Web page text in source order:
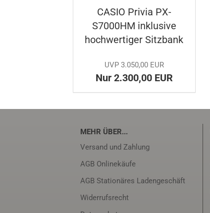
CASIO Pri­via PX-​
S7000HM in­klu­si­ve
hoch­wer­ti­ger Sitz­bank
UVP 3.050,00 EUR
Nur 2.300,00 EUR
MEHR ÜBER...
Versand und Zahlung
AGB Onlinekäufe
AGB Stationäres Ladengeschäft
Widerrufsrecht